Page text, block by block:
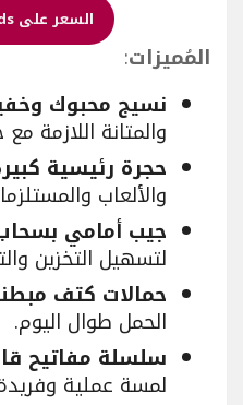
السعر على Sun and sands
المُميزات:
نسيج محبوك
والمتانة اللازمة
حجرة رئيسية
والألعاب
جيب أمامي
لتسهيل التخزين
حمالات كتف
الحمل طوال اليوم.
سلسلة مفاتيح
لمسة عملية